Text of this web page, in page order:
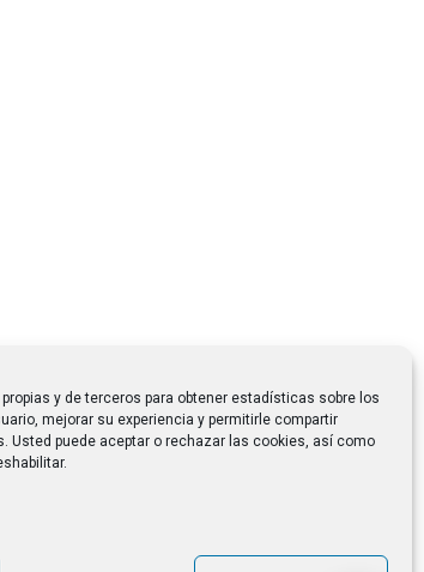
y de terceros para obtener estadísticas sobre los
mejorar su experiencia y permitirle compartir
Usted puede aceptar o rechazar las cookies, así como